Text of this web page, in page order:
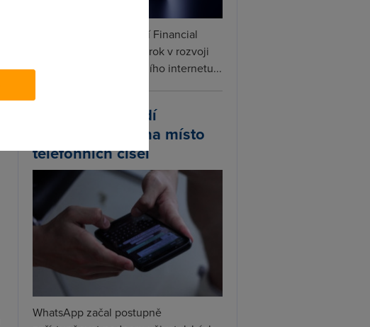
SpaceX podle informací Financial
Times připravuje další krok v rozvoji
Starlinku. Vedle satelitního internetu...
WhatsApp zavádí
uživatelská jména místo
telefonních čísel
WhatsApp začal postupně